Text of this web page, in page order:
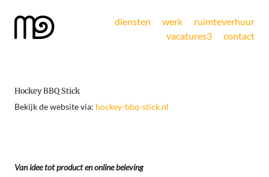
diensten werk
ruimteverhuur
vacatures3 contact
Hockey BBQ Stick
Bekijk de website via: hockey-bbq-stick.nl
Van idee tot product en online beleving